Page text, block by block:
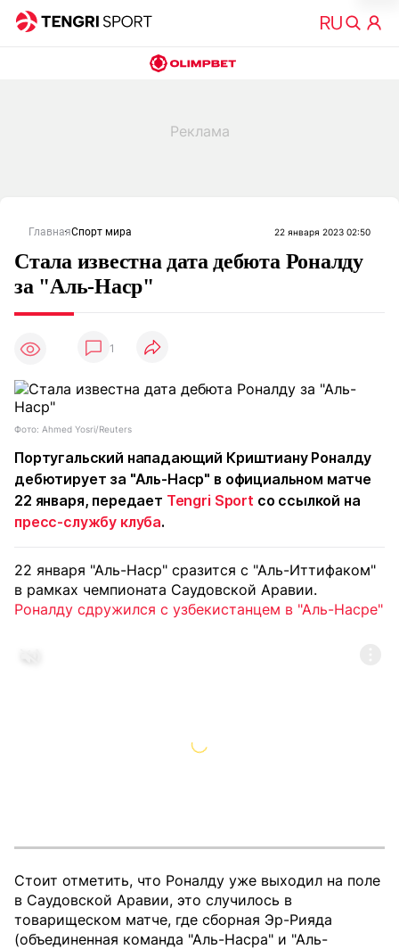
ГлавнаяСпорт мира 22 января 2023 02:50
Стала известна дата дебюта Роналду
за "Аль-Наср"
1
Фото: Ahmed Yosri/Reuters
Португальский нападающий Криштиану Роналду
дебютирует за "Аль-Наср" в официальном матче
22 января, передает Tengri Sport со ссылкой на
пресс-службу клуба.
22 января "Аль-Наср" сразится с "Аль-Иттифаком"
в рамках чемпионата Саудовской Аравии.
Роналду сдружился с узбекистанцем в "Аль-Насре"
Стоит отметить, что Роналду уже выходил на поле
в Саудовской Аравии, это случилось в
товарищеском матче, где сборная Эр-Рияда
(объединенная команда "Аль-Насра" и "Аль-